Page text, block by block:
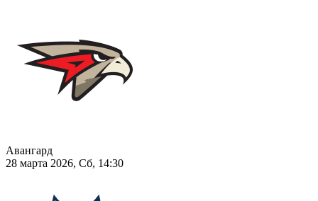
Авангард
28 марта 2026, Сб, 14:30